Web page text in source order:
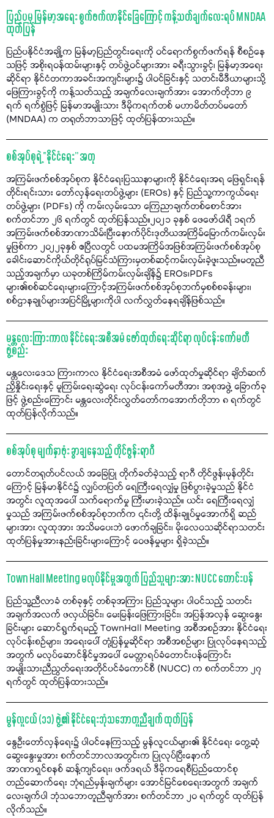
ပြည်ပမှ မြန်မာ့အရေး စွက်ဖက်လာနိုင်ခြေကြောင့် ကန့်သတ်ချက်လေးရပ် MNDAA
ထုတ်ပြန်
ပြည်ပနိုင်ငံအချို့က မြန်မာ့ပြည်တွင်းရေးကို ဝင်ရောက်စွက်ဖက်ရန် စီစဉ်နေ
သဖြင့် အစိုးရဝန်ထမ်းများနှင့် တပ်ဖွဲ့ဝင်များအား ခရီးသွားခွင့်၊ မြန်မာ့အရေး
ဆိုင်ရာ နိုင်ငံတကာအခင်းအကျင်းများ၌ ပါဝင်ခြင်းနှင့် သတင်းမီဒီယာများသို့
ဖြေကြားခွင့်ကို ကန့်သတ်သည့် အချက်လေးချက်အား အောက်တိုဘာ ၉
ရက် ရက်စွဲဖြင့် မြန်မာအမျိုးသား ဒီမိုကရက်တစ် မဟာမိတ်တပ်မတော်
(MNDAA) က တရုတ်ဘာသာဖြင့် ထုတ်ပြန်ထားသည်။
စစ်အုပ်စုရဲ့ “နိုင်ငံရေး” အတု
အကြမ်းဖက်စစ်အုပ်စုက နိုင်ငံရေးပြဿနာများကို နိုင်ငံရေးအရ ဖြေရှင်းရန်
တိုင်းရင်းသား တော်လှန်ရေးတပ်ဖွဲ့များ (EROs) နှင့် ပြည်သူ့ကာကွယ်ရေး
တပ်ဖွဲ့များ (PDFs) ကို ကမ်းလှမ်းသော ကြေညာချက်တစ်စောင်အား
စက်တင်ဘာ ၂၆ ရက်တွင် ထုတ်ပြန်သည်။၂၀၂၁ ခုနှစ် ဖေဖော်ဝါရီ ၁ရက်
အကြမ်းဖက်စစ်အာဏာသိမ်းပြီးနောက်ပိုင်းဒုတိယအကြိမ်မြောက်ကမ်းလှမ်း
မှုဖြစ်ကာ ၂၀၂၂ခုနှစ် ဧပြီလတွင် ပထမအကြိမ်အဖြစ်အကြမ်းဖက်စစ်အုပ်စု
ခေါင်းဆောင်ကိုယ်တိုင်ရုပ်မြင်သံကြားမှတစ်ဆင့်ကမ်းလှမ်းခဲ့ဖူးသည်။မတူညီ
သည့်အချက်မှာ ယခုတစ်ကြိမ်ကမ်းလှမ်းချိန်၌ EROs၊PDFs
များ၏စစ်ဆင်ရေးများကြောင့်အကြမ်းဖက်စစ်အုပ်စုဘက်မှစစ်စခန်းများ၊
စစ်ဌာနချုပ်များအပြင်မြို့များကိုပါ လက်လွှတ်နေရချိန်ဖြစ်သည်။
မန္တလေးကြားကာလ နိုင်ငံရေးအစီအမံ ဖော်ထုတ်ရေးဆိုင်ရာ လုပ်ငန်းကော်မတီ
ဖွဲ့စည်း
မန္တလေးဒေသ ကြားကာလ နိုင်ငံရေးအစီအမံ ဖော်ထုတ်မှုဆိုင်ရာ ချိတ်ဆက်
ညှိနှိုင်းရေးနှင့် မူကြမ်းရေးဆွဲရေး လုပ်ငန်းကော်မတီအား အစုအဖွဲ့ ခြောက်ခု
ဖြင့် ဖွဲ့စည်းကြောင်း မန္တလေးတိုင်းလွှတ်တော်ကအောက်တိုဘာ ၈ ရက်တွင်
ထုတ်ပြန်လိုက်သည်။
စစ်အုပ်စု မျက်နှာဖုံး ခွာချနေသည့် တိုင်ဖွန်းရာဂီ
တောင်တရုတ်ပင်လယ် အခြေပြု တိုက်ခတ်ခဲ့သည့် ရာဂီ တိုင်ဖွန်းမုန်တိုင်း
ကြောင့် မြန်မာနိုင်ငံ၌ လျှပ်တပြတ် ရေကြီးရေလျှံမှု ဖြစ်ပွားခဲ့မှုသည် နိုင်ငံ
အတွင်း လူထုအပေါ် သက်ရောက်မှု ကြီးမားခဲ့သည်။ ယင်း ရေကြီးရေလျှံ
မှုသည် အကြမ်းဖက်စစ်အုပ်စုဘက်က ၎င်းတို့ ထိန်းချုပ်မှုအောက်ရှိ ဆည်
များအား လူထုအား အသိမပေးဘဲ ဖောက်ချခြင်း၊ မိုးလေဝသဆိုင်ရာသတင်း
ထုတ်ပြန်မှုအားနည်းခြင်းများကြောင့် ဝေဖန်မှုများ ရှိခဲ့သည်။
Town Hall Meeting မလုပ်နိုင်မှုအတွက် ပြည်သူများအား NUCC တောင်းပန်
ပြည်သူ့ညီလာခံ တစ်ခုနှင့် တစ်ခုအကြား ပြည်သူများ ပါဝင်သည့် သတင်း
အချက်အလက် ဖလှယ်ခြင်း၊ မေးမြန်းဖြေကြားခြင်း၊ အပြန်အလှန် ဆွေးနွေး
ခြင်းများ ဆောင်ရွက်ရမည့် TownHall Meeting အစီအစဉ်အား နိုင်ငံရေး
လုပ်ငန်းစဉ်များ၊ အရေးပေါ် တုံ့ပြန်မှုဆိုင်ရာ အစီအစဉ်များ ပြုလုပ်နေရသည့်
အတွက် မလုပ်ဆောင်နိုင်မှုအပေါ် မေတ္တာရပ်ခံတောင်းပန်ကြောင်း
အမျိုးသားညီညွတ်ရေးအတိုင်ပင်ခံကောင်စီ (NUCC) က စက်တင်ဘာ ၂၇
ရက်တွင် ထုတ်ပြန်ထားသည်။
မွန်လူငယ် (၁၁) ဖွဲ့၏ နိုင်ငံရေးဘုံသဘောတူညီချက် ထုတ်ပြန်
နွေဦးတော်လှန်ရေး၌ ပါဝင်နေကြသည့် မွန်လူငယ်များ၏ နိုင်ငံရေး တွေ့ဆုံ
ဆွေးနွေးမှုအား စက်တင်ဘာလအတွင်းက ပြုလုပ်ပြီးနောက်
အာဏာရှင်စနစ် ဆန့်ကျင်ရေး၊ ဖက်ဒရယ် ဒီမိုကရေစီပြည်ထောင်စု
တည်ဆောက်ရေး ဘုံရည်မှန်းချက်များ အောင်မြင်စေရေးအတွက် အချက်
လေးချက်ပါ ဘုံသဘောတူညီချက်အား စက်တင်ဘာ ၂၀ ရက်တွင် ထုတ်ပြန်
လိုက်သည်။